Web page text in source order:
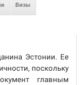
Визы
Эстонии. Ее
поскольку
главным